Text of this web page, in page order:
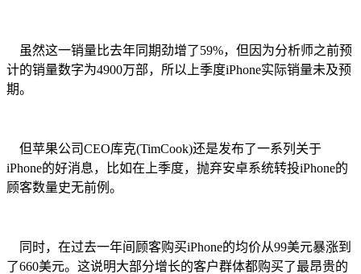
虽然这一销量比去年同期劲增了59%，但因为分析师之前预
计的销量数字为4900万部，所以上季度iPhone实际销量未及预
期。
但苹果公司CEO库克(TimCook)还是发布了一系列关于
iPhone的好消息，比如在上季度，抛弃安卓系统转投iPhone的
顾客数量史无前例。
同时，在过去一年间顾客购买iPhone的均价从99美元暴涨到
了660美元。这说明大部分增长的客户群体都购买了最昂贵的